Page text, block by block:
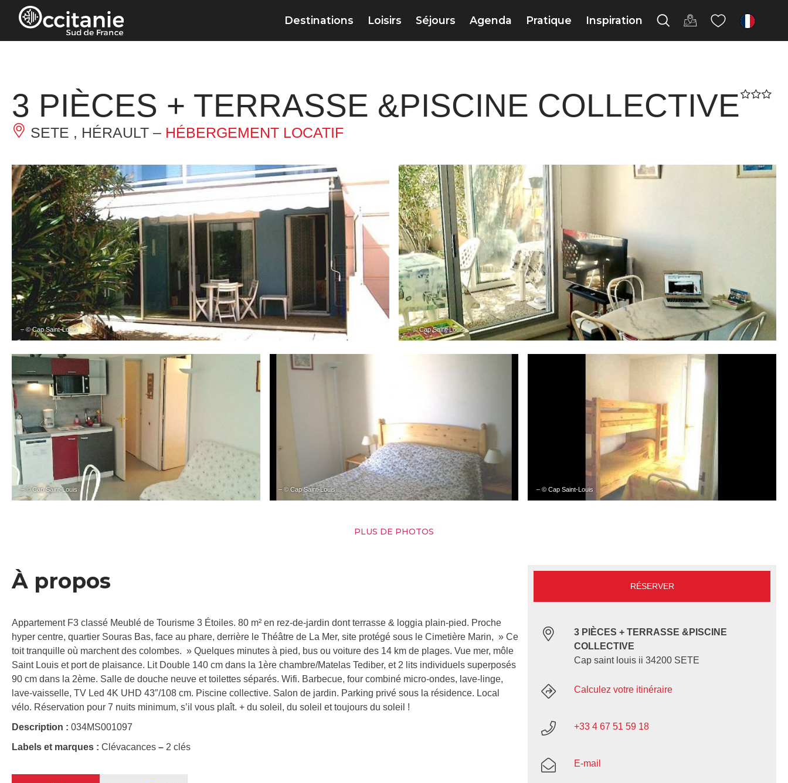
Panneau de gestion des cookies
Destinations Loisirs Séjours Agenda Pratique Inspiration fr
3 PIÈCES + TERRASSE &PISCINE COLLECTIVE
SETE , HÉRAULT – HÉBERGEMENT LOCATIF
– © Cap Saint-Louis – © Cap Saint-Louis
– © Cap Saint-Louis – © Cap Saint-Louis – © Cap Saint-Louis
PLUS DE PHOTOS
À propos
Appartement F3 classé Meublé de Tourisme 3 Étoiles. 80 m² en rez-de-jardin dont terrasse & loggia plain-pied. Proche
hyper centre, quartier Souras Bas, face au phare, derrière le Théâtre de La Mer, site protégé sous le Cimetière Marin, » Ce
toit tranquille où marchent des colombes. » Quelques minutes à pied, bus ou voiture des 14 km de plages. Vue mer, môle
Saint Louis et port de plaisance. Lit Double 140 cm dans la 1ère chambre/Matelas Tediber, et 2 lits individuels superposés
90 cm dans la 2ème. Salle de douche neuve et toilettes séparés. Wifi. Barbecue, four combiné micro-ondes, lave-linge,
lave-vaisselle, TV Led 4K UHD 43″/108 cm. Piscine collective. Salon de jardin. Parking privé sous la résidence. Local
vélo. Réservation pour 7 nuits minimum, s’il vous plaît. + du soleil, du soleil et toujours du soleil !
Description : 034MS001097
Labels et marques : Clévacances – 2 clés
RÉSERVER
3 PIÈCES + TERRASSE &PISCINE
COLLECTIVE
Cap saint louis ii 34200 SETE
Calculez votre itinéraire
+33 4 67 51 59 18
E-mail